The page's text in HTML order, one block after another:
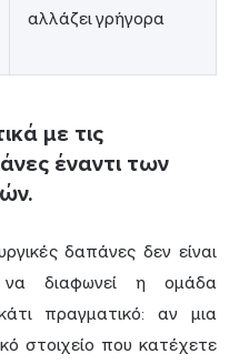
αλλάζει γρήγορα
με τις
έναντι των
δαπάνες δεν είναι
να διαφωνεί η ομάδα
πραγματικό: αν μια
στοιχείο που κατέχετε